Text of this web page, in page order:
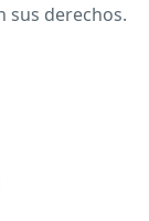
sus derechos.